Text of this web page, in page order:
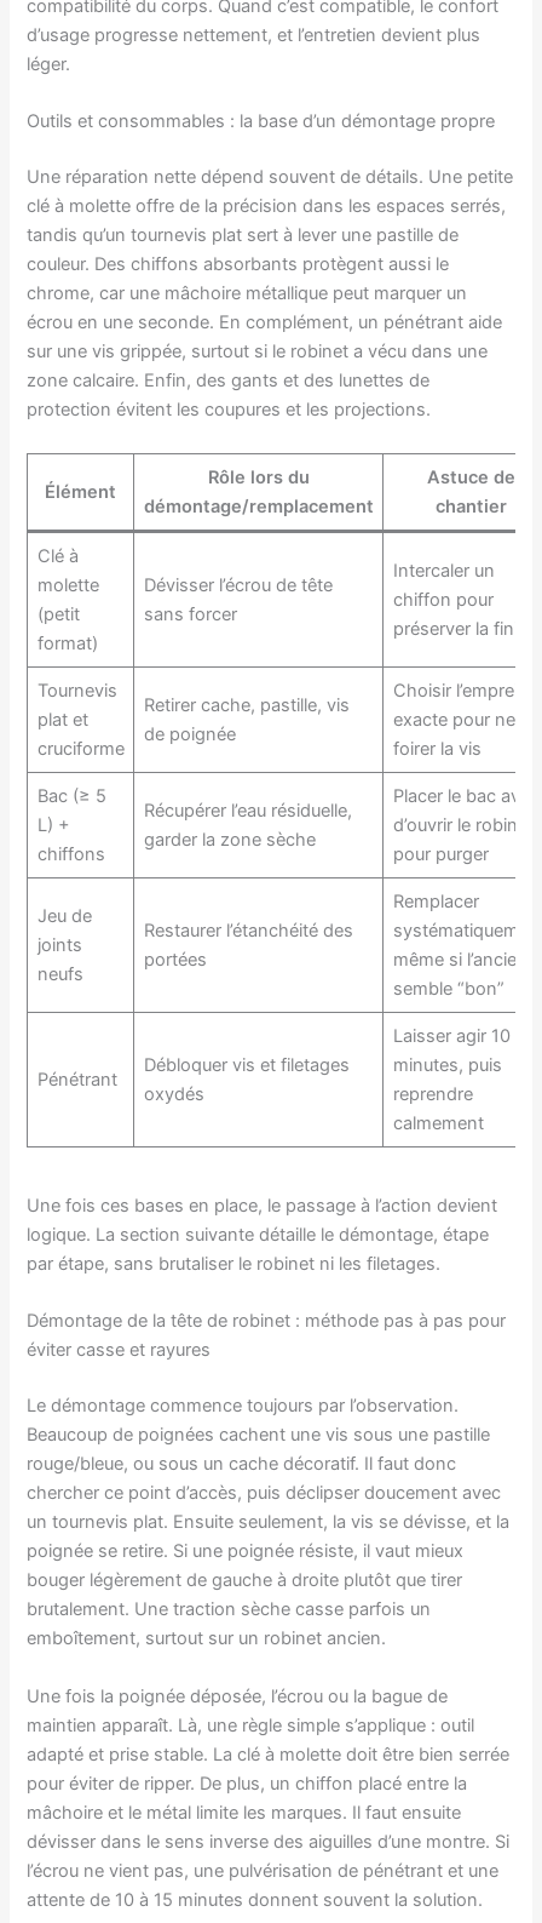
compatibilité du corps. Quand c’est compatible, le confort
d’usage progresse nettement, et l’entretien devient plus
léger.
Outils et consommables : la base d’un démontage propre
Une réparation nette dépend souvent de détails. Une petite
clé à molette offre de la précision dans les espaces serrés,
tandis qu’un tournevis plat sert à lever une pastille de
couleur. Des chiffons absorbants protègent aussi le
chrome, car une mâchoire métallique peut marquer un
écrou en une seconde. En complément, un pénétrant aide
sur une vis grippée, surtout si le robinet a vécu dans une
zone calcaire. Enfin, des gants et des lunettes de
protection évitent les coupures et les projections.
Élément
Rôle lors du
démontage/remplacement
Astuce de
chantier
Clé à
molette
(petit
format)
Dévisser l’écrou de tête
sans forcer
Intercaler un
chiffon pour
préserver la
Tournevis
plat et
cruciforme
Retirer cache, pastille, vis
de poignée
Choisir
exacte pour ne
foirer la vis
Bac (≥ 5
L) +
chiffons
Récupérer l’eau résiduelle,
garder la zone sèche
Placer le bac
d’ouvrir le robinet
pour purger
Jeu de
joints
neufs
Restaurer l’étanchéité des
portées
Remplacer
même si l’ancien
semble “bon”
Pénétrant
Débloquer vis et filetages
oxydés
Laisser agir 10 à
minutes, puis
reprendre
calmement
Une fois ces bases en place, le passage à l’action devient
logique. La section suivante détaille le démontage, étape
par étape, sans brutaliser le robinet ni les filetages.
Démontage de la tête de robinet : méthode pas à pas pour
éviter casse et rayures
Le démontage commence toujours par l’observation.
Beaucoup de poignées cachent une vis sous une pastille
rouge/bleue, ou sous un cache décoratif. Il faut donc
chercher ce point d’accès, puis déclipser doucement avec
un tournevis plat. Ensuite seulement, la vis se dévisse, et la
poignée se retire. Si une poignée résiste, il vaut mieux
bouger légèrement de gauche à droite plutôt que tirer
brutalement. Une traction sèche casse parfois un
emboîtement, surtout sur un robinet ancien.
Une fois la poignée déposée, l’écrou ou la bague de
maintien apparaît. Là, une règle simple s’applique : outil
adapté et prise stable. La clé à molette doit être bien serrée
pour éviter de ripper. De plus, un chiffon placé entre la
mâchoire et le métal limite les marques. Il faut ensuite
dévisser dans le sens inverse des aiguilles d’une montre. Si
l’écrou ne vient pas, une pulvérisation de pénétrant et une
attente de 10 à 15 minutes donnent souvent la solution.